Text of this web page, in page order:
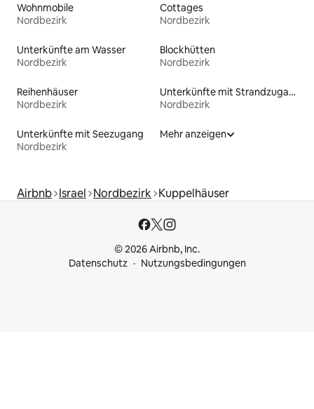
Wohnmobile
Nordbezirk
Cottages
Nordbezirk
Unterkünfte am Wasser
Nordbezirk
Blockhütten
Nordbezirk
Reihenhäuser
Nordbezirk
Unterkünfte mit Strandzugang
Nordbezirk
Unterkünfte mit Seezugang
Nordbezirk
Mehr anzeigen
Airbnb Israel Nordbezirk Kuppelhäuser
© 2026 Airbnb, Inc.
Datenschutz
Nutzungsbedingungen